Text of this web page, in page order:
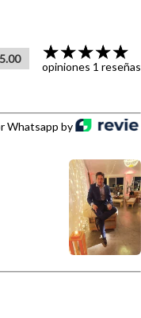
5.00
opiniones 1 reseñas
Whatsapp by